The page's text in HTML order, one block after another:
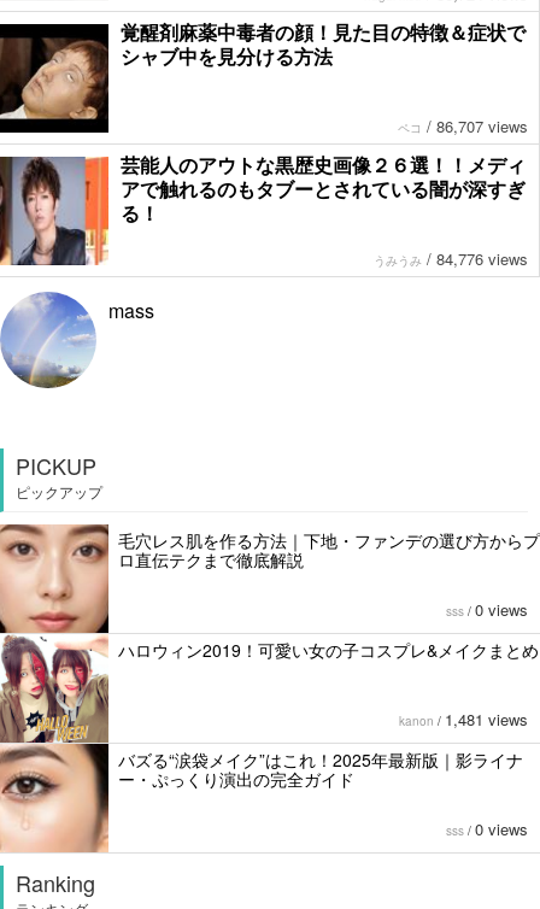
覚醒剤麻薬中毒者の顔！見た目の特徴＆症状で
シャブ中を見分ける方法
ペコ / 86,707 views
芸能人のアウトな黒歴史画像２６選！！メディ
アで触れるのもタブーとされている闇が深すぎ
る！
うみうみ / 84,776 views
mass
PICKUP
ピックアップ
毛穴レス肌を作る方法｜下地・ファンデの選び方からプ
ロ直伝テクまで徹底解説
sss / 0 views
ハロウィン2019！可愛い女の子コスプレ&メイクまとめ
kanon / 1,481 views
バズる“涙袋メイク”はこれ！2025年最新版｜影ライナ
ー・ぷっくり演出の完全ガイド
sss / 0 views
Ranking